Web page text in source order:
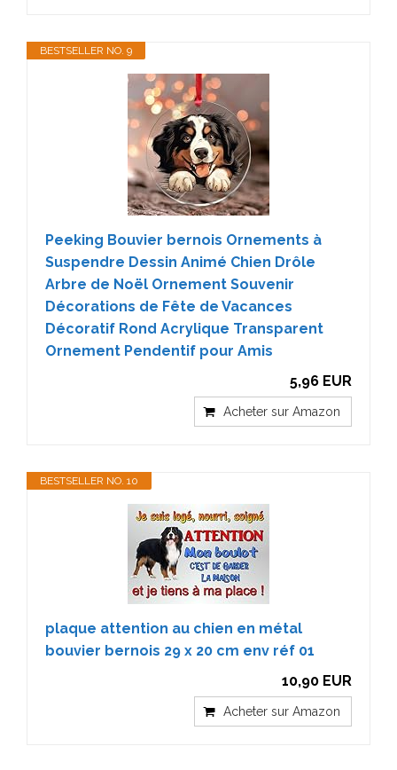
BESTSELLER NO. 9
Peeking Bouvier bernois Ornements à
Suspendre Dessin Animé Chien Drôle
Arbre de Noël Ornement Souvenir
Décorations de Fête de Vacances
Décoratif Rond Acrylique Transparent
Ornement Pendentif pour Amis
5,96 EUR
Acheter sur Amazon
BESTSELLER NO. 10
plaque attention au chien en métal
bouvier bernois 29 x 20 cm env réf 01
10,90 EUR
Acheter sur Amazon